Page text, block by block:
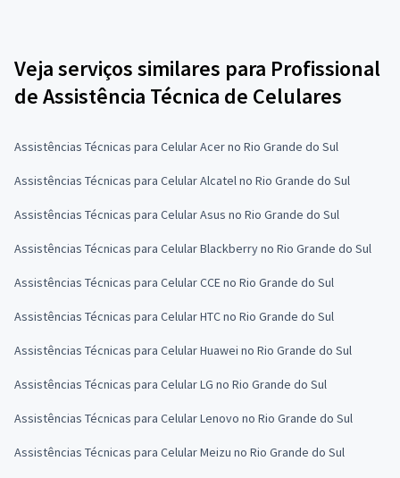
Veja serviços similares para Profissional
de Assistência Técnica de Celulares
Assistências Técnicas para Celular Acer no Rio Grande do Sul
Assistências Técnicas para Celular Alcatel no Rio Grande do Sul
Assistências Técnicas para Celular Asus no Rio Grande do Sul
Assistências Técnicas para Celular Blackberry no Rio Grande do Sul
Assistências Técnicas para Celular CCE no Rio Grande do Sul
Assistências Técnicas para Celular HTC no Rio Grande do Sul
Assistências Técnicas para Celular Huawei no Rio Grande do Sul
Assistências Técnicas para Celular LG no Rio Grande do Sul
Assistências Técnicas para Celular Lenovo no Rio Grande do Sul
Assistências Técnicas para Celular Meizu no Rio Grande do Sul